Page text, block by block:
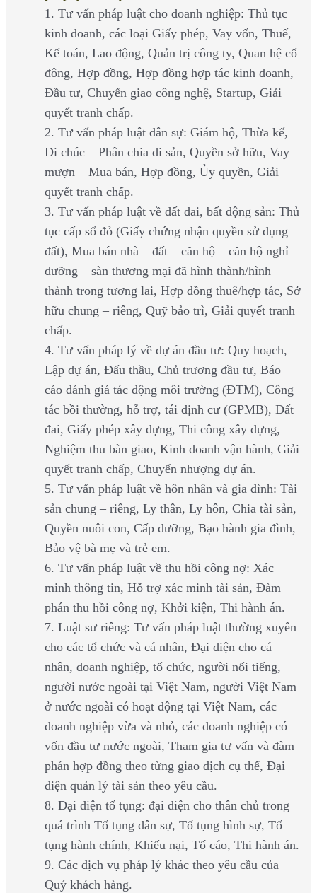
1. Tư vấn pháp luật cho doanh nghiệp: Thủ tục
kinh doanh, các loại Giấy phép, Vay vốn, Thuế,
Kế toán, Lao động, Quản trị công ty, Quan hệ cổ
đông, Hợp đồng, Hợp đồng hợp tác kinh doanh,
Đầu tư, Chuyển giao công nghệ, Startup, Giải
quyết tranh chấp.
2. Tư vấn pháp luật dân sự: Giám hộ, Thừa kế,
Di chúc – Phân chia di sản, Quyền sở hữu, Vay
mượn – Mua bán, Hợp đồng, Ủy quyền, Giải
quyết tranh chấp.
3. Tư vấn pháp luật về đất đai, bất động sản: Thủ
tục cấp sổ đỏ (Giấy chứng nhận quyền sử dụng
đất), Mua bán nhà – đất – căn hộ – căn hộ nghỉ
dưỡng – sàn thương mại đã hình thành/hình
thành trong tương lai, Hợp đồng thuê/hợp tác, Sở
hữu chung – riêng, Quỹ bảo trì, Giải quyết tranh
chấp.
4. Tư vấn pháp lý về dự án đầu tư: Quy hoạch,
Lập dự án, Đấu thầu, Chủ trương đầu tư, Báo
cáo đánh giá tác động môi trường (ĐTM), Công
tác bồi thường, hỗ trợ, tái định cư (GPMB), Đất
đai, Giấy phép xây dựng, Thi công xây dựng,
Nghiệm thu bàn giao, Kinh doanh vận hành, Giải
quyết tranh chấp, Chuyển nhượng dự án.
5. Tư vấn pháp luật về hôn nhân và gia đình: Tài
sản chung – riêng, Ly thân, Ly hôn, Chia tài sản,
Quyền nuôi con, Cấp dưỡng, Bạo hành gia đình,
Bảo vệ bà mẹ và trẻ em.
6. Tư vấn pháp luật về thu hồi công nợ: Xác
minh thông tin, Hỗ trợ xác minh tài sản, Đàm
phán thu hồi công nợ, Khởi kiện, Thi hành án.
7. Luật sư riêng: Tư vấn pháp luật thường xuyên
cho các tổ chức và cá nhân, Đại diện cho cá
nhân, doanh nghiệp, tổ chức, người nổi tiếng,
người nước ngoài tại Việt Nam, người Việt Nam
ở nước ngoài có hoạt động tại Việt Nam, các
doanh nghiệp vừa và nhỏ, các doanh nghiệp có
vốn đầu tư nước ngoài, Tham gia tư vấn và đàm
phán hợp đồng theo từng giao dịch cụ thể, Đại
diện quản lý tài sản theo yêu cầu.
8. Đại diện tố tụng: đại diện cho thân chủ trong
quá trình Tố tụng dân sự, Tố tụng hình sự, Tố
tụng hành chính, Khiếu nại, Tố cáo, Thi hành án.
9. Các dịch vụ pháp lý khác theo yêu cầu của
Quý khách hàng.